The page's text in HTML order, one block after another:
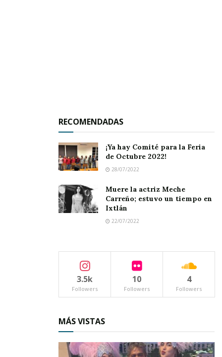
nos conecta con una de las ciudades más
dinámicas de Estados Unidos y, al mismo
tiempo, nos posiciona estratégicamente ante el
mundo”, señaló.
Con esta nueva conexión, elAeropuerto
Internacional de Tepic-Riviera Nayarit
consolida su papel como unpunto clave del
los vuelos ya existentes haciaCalgary y
Vancouver, en Canadá
RECOMENDADAS
¡Ya hay Comité para la Feria
de Octubre 2022!
28/07/2022
Muere la actriz Meche
Carreño; estuvo un tiempo en
Ixtlán
22/07/2022
3.5k
Followers
10
Followers
4
Followers
MÁS VISTAS